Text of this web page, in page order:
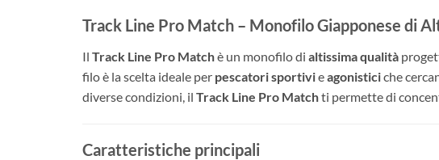
Track Line Pro Match – Monofilo Giapponese di
Il Track Line Pro Matchè un monofilo di altissima qualità
filo è la scelta ideale per pescatori sportivieagonisticiche
diverse condizioni, il Track Line Pro Matchti permette di
Caratteristiche principali